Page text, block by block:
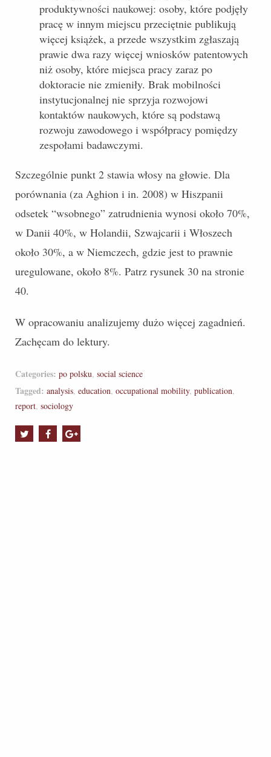
produktywności naukowej: osoby, które podjęły
pracę w innym miejscu przeciętnie publikują
więcej książek, a przede wszystkim zgłaszają
prawie dwa razy więcej wniosków patentowych
niż osoby, które miejsca pracy zaraz po
doktoracie nie zmieniły. Brak mobilności
instytucjonalnej nie sprzyja rozwojowi
kontaktów naukowych, które są podstawą
rozwoju zawodowego i współpracy pomiędzy
zespołami badawczymi.
Szczególnie punkt 2 stawia włosy na głowie. Dla
porównania (za Aghion i in. 2008) w Hiszpanii
odsetek “wsobnego” zatrudnienia wynosi około 70%,
w Danii 40%, w Holandii, Szwajcarii i Włoszech
około 30%, a w Niemczech, gdzie jest to prawnie
uregulowane, około 8%. Patrz rysunek 30 na stronie
40.
W opracowaniu analizujemy dużo więcej zagadnień.
Zachęcam do lektury.
Categories: po polsku, social science
Tagged: analysis, education, occupational mobility, publication,
report, sociology